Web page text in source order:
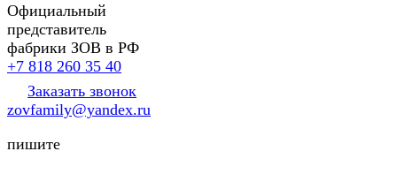
Официальный
представитель
фабрики ЗОВ в РФ
+7 818 260 35 40
Заказать звонок
zovfamily@yandex.ru
пишите